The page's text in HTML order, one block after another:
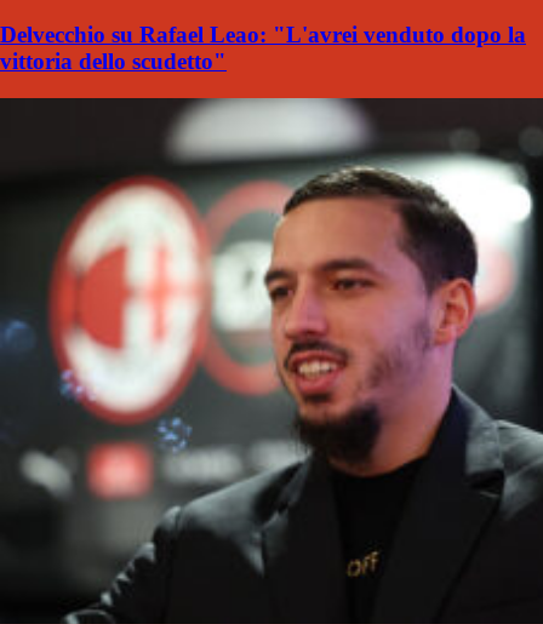
Delvecchio su Rafael Leao: "L'avrei venduto dopo la
vittoria dello scudetto"